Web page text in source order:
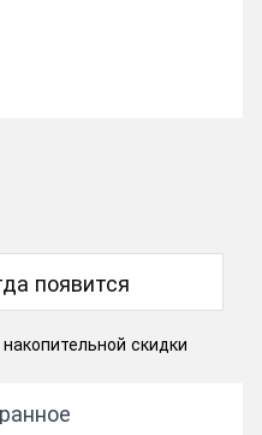
появится
скидки